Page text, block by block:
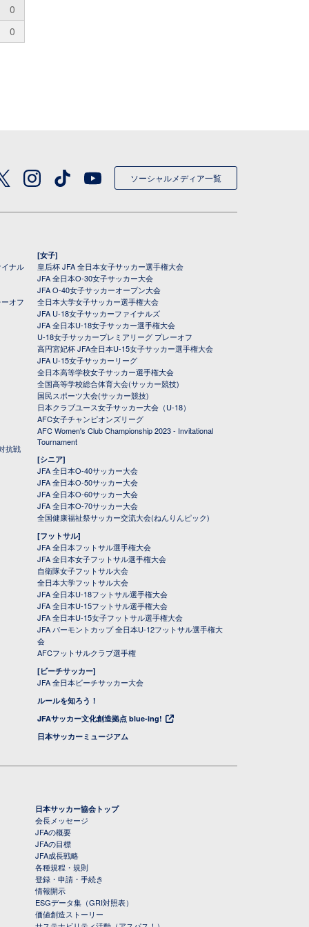
0
0
ソーシャルメディア一覧
ナル
オフ
抗戦
[女子]
皇后杯 JFA 全日本女子サッカー選手権大会
JFA 全日本O-30女子サッカー大会
JFA O-40女子サッカーオープン大会
全日本大学女子サッカー選手権大会
JFA U-18女子サッカーファイナルズ
JFA 全日本U-18女子サッカー選手権大会
U-18女子サッカープレミアリーグ プレーオフ
高円宮妃杯 JFA全日本U-15女子サッカー選手権大会
JFA U-15女子サッカーリーグ
全日本高等学校女子サッカー選手権大会
全国高等学校総合体育大会(サッカー競技)
国民スポーツ大会(サッカー競技)
日本クラブユース女子サッカー大会（U-18）
AFC女子チャンピオンズリーグ
AFC Women's Club Championship 2023 - Invitational
Tournament
[シニア]
JFA 全日本O-40サッカー大会
JFA 全日本O-50サッカー大会
JFA 全日本O-60サッカー大会
JFA 全日本O-70サッカー大会
全国健康福祉祭サッカー交流大会(ねんりんピック)
[フットサル]
JFA 全日本フットサル選手権大会
JFA 全日本女子フットサル選手権大会
自衛隊女子フットサル大会
全日本大学フットサル大会
JFA 全日本U-18フットサル選手権大会
JFA 全日本U-15フットサル選手権大会
JFA 全日本U-15女子フットサル選手権大会
JFA バーモントカップ 全日本U-12フットサル選手権大
会
AFCフットサルクラブ選手権
[ビーチサッカー]
JFA 全日本ビーチサッカー大会
ルールを知ろう！
JFAサッカー文化創造拠点 blue-ing!
日本サッカーミュージアム
日本サッカー協会トップ
会長メッセージ
JFAの概要
JFAの目標
JFA成長戦略
各種規程・規則
登録・申請・手続き
情報開示
ESGデータ集（GRI対照表）
価値創造ストーリー